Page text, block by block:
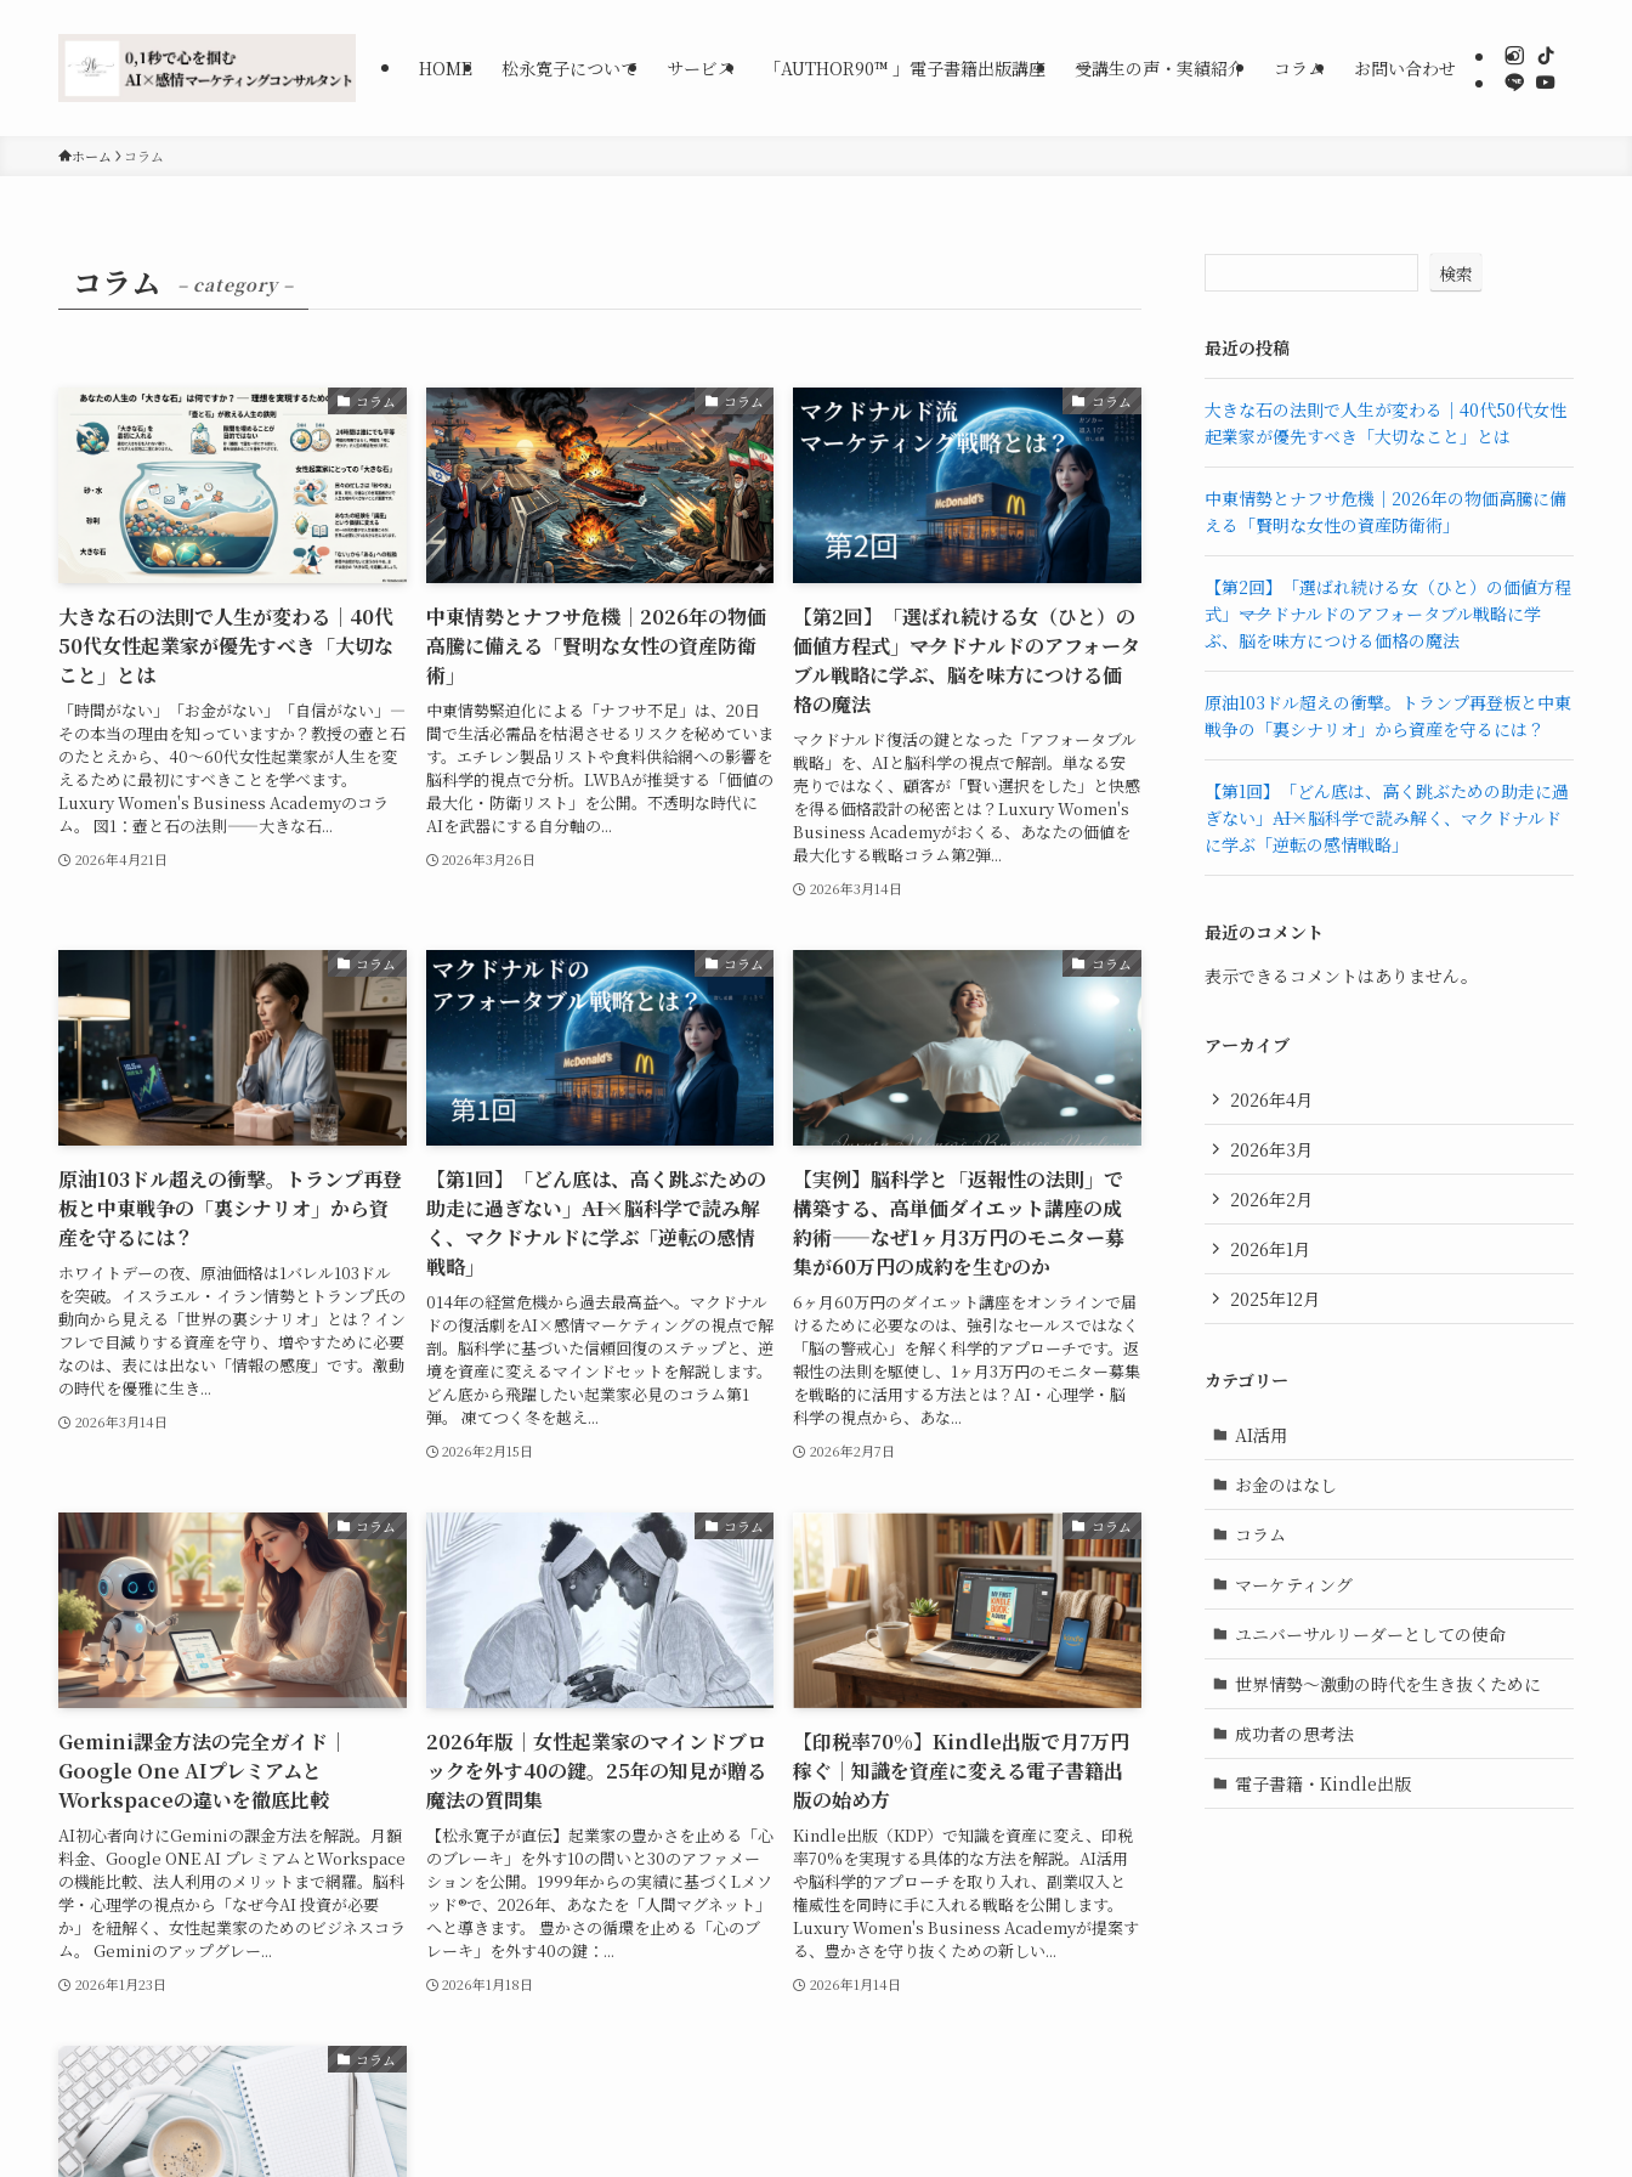
HOME 松永寛子について サービス 「AUTHOR90™ 」電子書籍出版講座 受講生の声・実績紹介 コラム お問い合わせ
ホーム コラム
コラム – category –
コラム
大きな石の法則で人生が変わる｜40代
50代女性起業家が優先すべき「大切な
こと」とは
「時間がない」「お金がない」「自信がない」—
その本当の理由を知っていますか？教授の壺と石
のたとえから、40〜60代女性起業家が人生を変
えるために最初にすべきことを学べます。
Luxury Women's Business Academyのコラ
ム。 図1：壺と石の法則——大きな石...
2026年4月21日
コラム
中東情勢とナフサ危機｜2026年の物価
高騰に備える「賢明な女性の資産防衛
術」
中東情勢緊迫化による「ナフサ不足」は、20日
間で生活必需品を枯渇させるリスクを秘めていま
す。エチレン製品リストや食料供給網への影響を
脳科学的視点で分析。LWBAが推奨する「価値の
最大化・防衛リスト」を公開。不透明な時代に
AIを武器にする自分軸の...
2026年3月26日
コラム
【第2回】「選ばれ続ける女（ひと）の
価値方程式」――マクドナルドのアフォータ
ブル戦略に学ぶ、脳を味方につける価
格の魔法
マクドナルド復活の鍵となった「アフォータブル
戦略」を、AIと脳科学の視点で解剖。単なる安
売りではなく、顧客が「賢い選択をした」と快感
を得る価格設計の秘密とは？Luxury Women's
Business Academyがおくる、あなたの価値を
最大化する戦略コラム第2弾...
2026年3月14日
コラム
原油103ドル超えの衝撃。トランプ再登
板と中東戦争の「裏シナリオ」から資
産を守るには？
ホワイトデーの夜、原油価格は1バレル103ドル
を突破。イスラエル・イラン情勢とトランプ氏の
動向から見える「世界の裏シナリオ」とは？イン
フレで目減りする資産を守り、増やすために必要
なのは、表には出ない「情報の感度」です。激動
の時代を優雅に生き...
2026年3月14日
コラム
【第1回】「どん底は、高く跳ぶための
助走に過ぎない」――AI×脳科学で読み解
く、マクドナルドに学ぶ「逆転の感情
戦略」
014年の経営危機から過去最高益へ。マクドナル
ドの復活劇をAI×感情マーケティングの視点で解
剖。脳科学に基づいた信頼回復のステップと、逆
境を資産に変えるマインドセットを解説します。
どん底から飛躍したい起業家必見のコラム第1
弾。 凍てつく冬を越え...
2026年2月15日
コラム
【実例】脳科学と「返報性の法則」で
構築する、高単価ダイエット講座の成
約術——なぜ1ヶ月3万円のモニター募
集が60万円の成約を生むのか
6ヶ月60万円のダイエット講座をオンラインで届
けるために必要なのは、強引なセールスではなく
「脳の警戒心」を解く科学的アプローチです。返
報性の法則を駆使し、1ヶ月3万円のモニター募集
を戦略的に活用する方法とは？AI・心理学・脳
科学の視点から、あな...
2026年2月7日
コラム
Gemini課金方法の完全ガイド｜
Google One AIプレミアムと
Workspaceの違いを徹底比較
AI初心者向けにGeminiの課金方法を解説。月額
料金、Google ONE AI プレミアムとWorkspace
の機能比較、法人利用のメリットまで網羅。脳科
学・心理学の視点から「なぜ今AI 投資が必要
か」を紐解く、女性起業家のためのビジネスコラ
ム。 Geminiのアップグレー...
2026年1月23日
コラム
2026年版｜女性起業家のマインドブロ
ックを外す40の鍵。25年の知見が贈る
魔法の質問集
【松永寛子が直伝】起業家の豊かさを止める「心
のブレーキ」を外す10の問いと30のアファメー
ションを公開。1999年からの実績に基づくLメソ
ッド®で、2026年、あなたを「人間マグネット」
へと導きます。 豊かさの循環を止める「心のブ
レーキ」を外す40の鍵：...
2026年1月18日
コラム
【印税率70%】Kindle出版で月7万円
稼ぐ｜知識を資産に変える電子書籍出
版の始め方
Kindle出版（KDP）で知識を資産に変え、印税
率70%を実現する具体的な方法を解説。AI活用
や脳科学的アプローチを取り入れ、副業収入と
権威性を同時に手に入れる戦略を公開します。
Luxury Women's Business Academyが提案す
る、豊かさを守り抜くための新しい...
2026年1月14日
コラム
検索
最近の投稿
大きな石の法則で人生が変わる｜40代50代女性
起業家が優先すべき「大切なこと」とは
中東情勢とナフサ危機｜2026年の物価高騰に備
える「賢明な女性の資産防衛術」
【第2回】「選ばれ続ける女（ひと）の価値方程
式」――マクドナルドのアフォータブル戦略に学
ぶ、脳を味方につける価格の魔法
原油103ドル超えの衝撃。トランプ再登板と中東
戦争の「裏シナリオ」から資産を守るには？
【第1回】「どん底は、高く跳ぶための助走に過
ぎない」――AI×脳科学で読み解く、マクドナルド
に学ぶ「逆転の感情戦略」
最近のコメント
表示できるコメントはありません。
アーカイブ
2026年4月
2026年3月
2026年2月
2026年1月
2025年12月
カテゴリー
AI活用
お金のはなし
コラム
マーケティング
ユニバーサルリーダーとしての使命
世界情勢〜激動の時代を生き抜くために
成功者の思考法
電子書籍・Kindle出版